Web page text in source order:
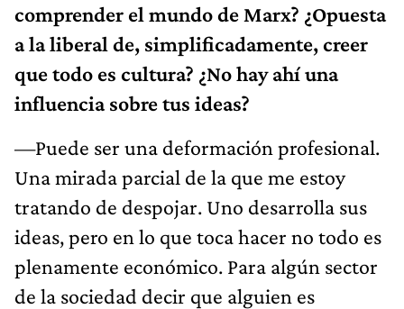
comprender el mundo de Marx? ¿Opuesta
a la liberal de, simplificadamente, creer
que todo es cultura? ¿No hay ahí una
influencia sobre tus ideas?
—Puede ser una deformación profesional.
Una mirada parcial de la que me estoy
tratando de despojar. Uno desarrolla sus
ideas, pero en lo que toca hacer no todo es
plenamente económico. Para algún sector
de la sociedad decir que alguien es